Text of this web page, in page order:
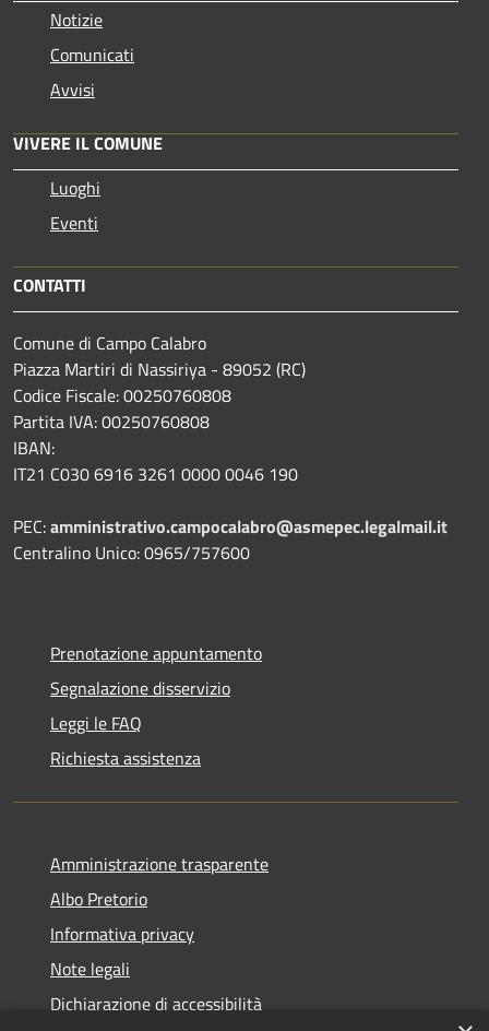
Notizie
Comunicati
Avvisi
VIVERE IL COMUNE
Luoghi
Eventi
CONTATTI
Comune di Campo Calabro
Piazza Martiri di Nassiriya - 89052 (RC)
Codice Fiscale: 00250760808
Partita IVA: 00250760808
IBAN:
IT21 C030 6916 3261 0000 0046 190
PEC:amministrativo.campocalabro@asmepec.legalmail.it
Centralino Unico: 0965/757600
Prenotazione appuntamento
Segnalazione disservizio
Leggi le FAQ
Richiesta assistenza
Amministrazione trasparente
Albo Pretorio
Informativa privacy
Note legali
Dichiarazione di accessibilità